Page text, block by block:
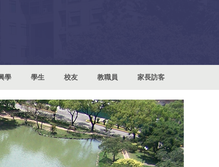
學 學生 校友 教職員 家長訪客